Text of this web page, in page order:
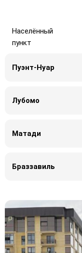
Населённый
пункт
Пуэнт-Нуар
Лубомо
Матади
Браззавиль